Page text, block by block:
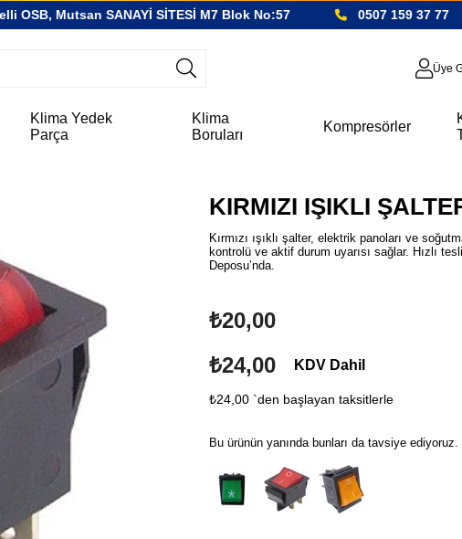
Mutsan SANAYİ SİTESİ M7 Blok No:57 0507 159 37 77
Üye
Klima Yedek
Parça
Klima
Boruları
Kompresörler
KIRMIZI IŞIKLI
Kırmızı ışıklı şalter, elektrik panoları ve
kontrolü ve aktif durum uyarısı sağlar. Hızlı
Deposu’nda.
₺20,00
KDV Dahil
₺24,00
₺24,00 `den başlayan taksitlerle
Bu ürünün yanında bunları da tavsiye ediyoruz.